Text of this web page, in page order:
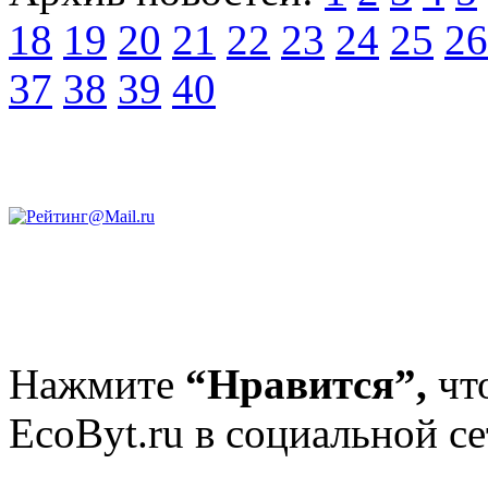
18 19 20 21 22 23 24 25 26
37 38 39 40
Нажмите “Нравится”,
EcoByt.ru в социальной